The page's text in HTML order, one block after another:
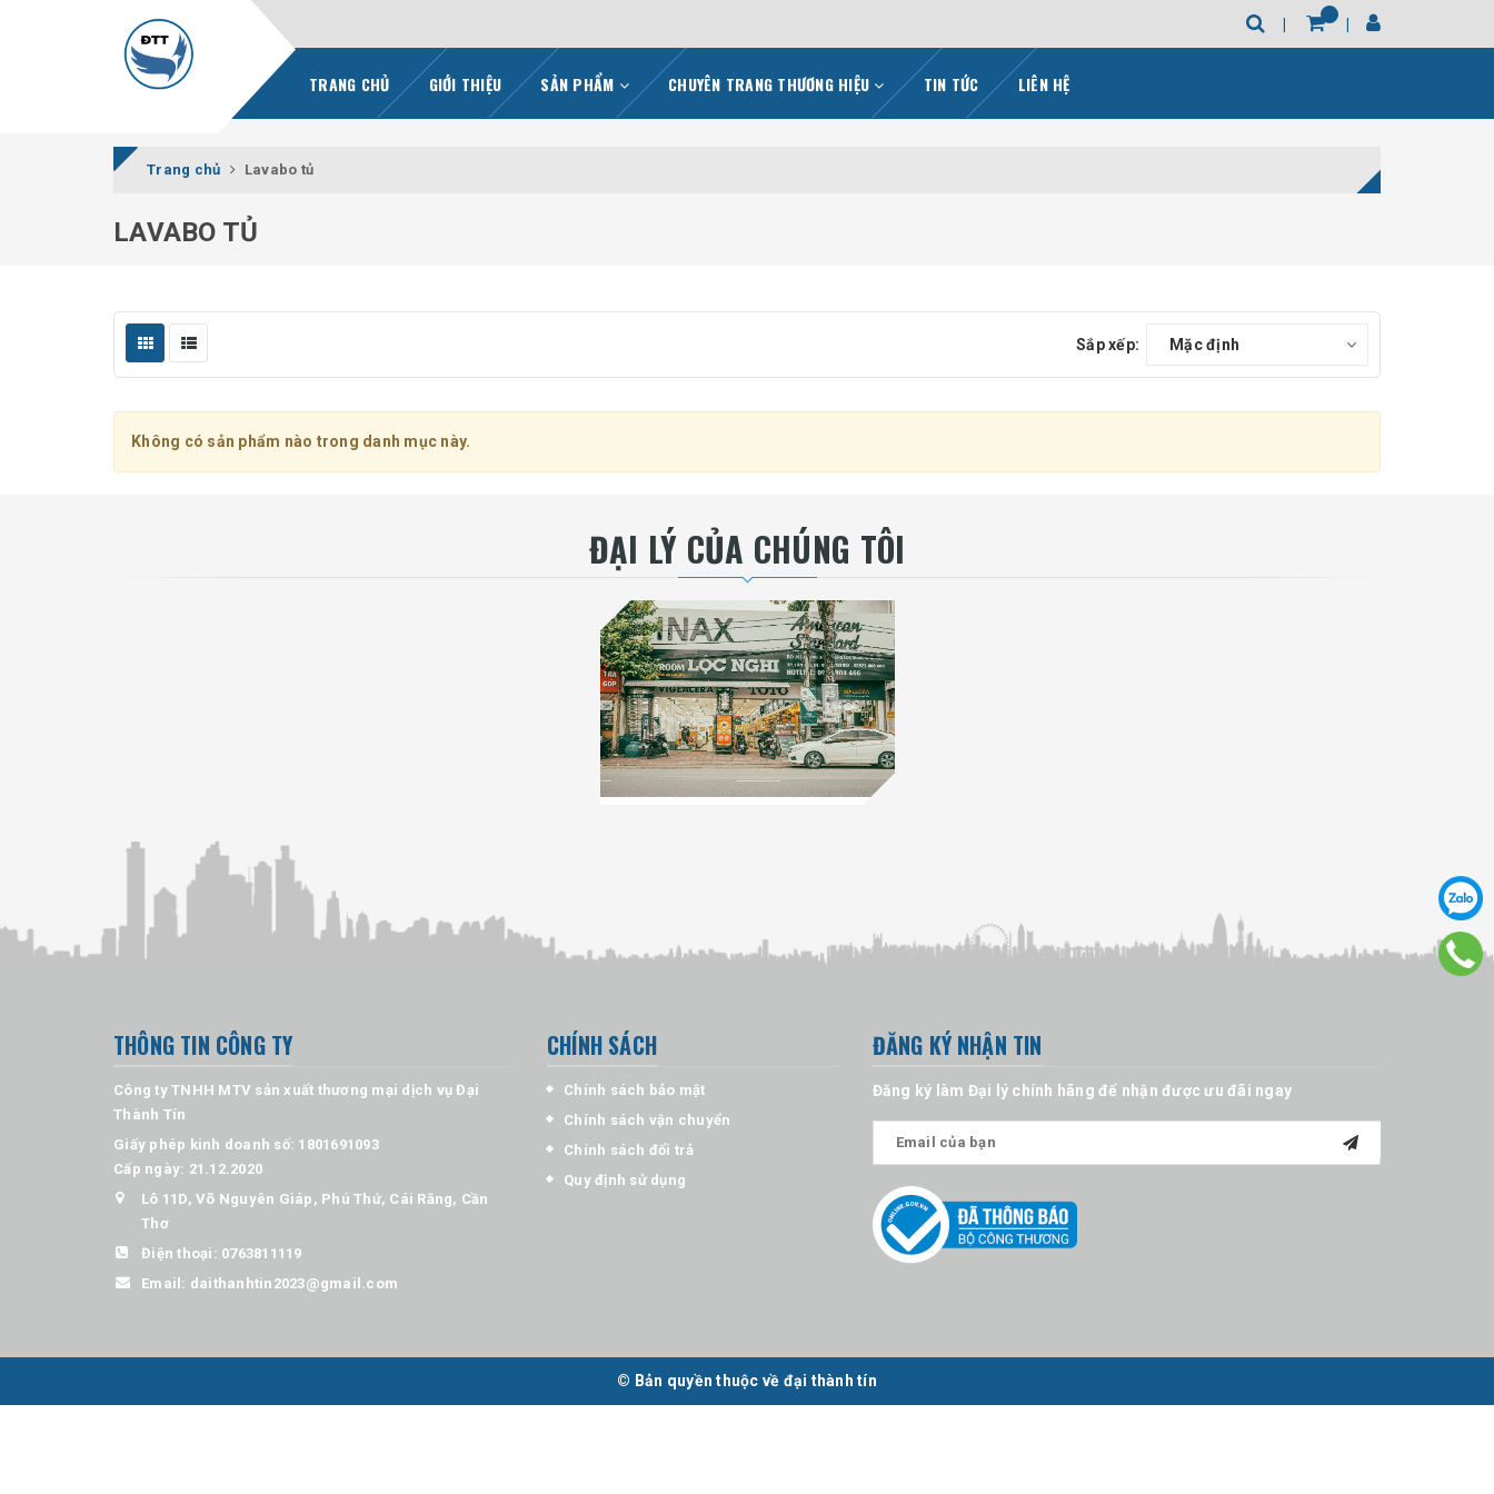
TRANG CHỦ GIỚI THIỆU SẢN PHẨM CHUYÊN TRANG THƯƠNG HIỆU TIN TỨC LIÊN HỆ
Trang chủ Lavabo tủ
LAVABO TỦ
Sắp xếp: Mặc định
Không có sản phẩm nào trong danh mục này.
ĐẠI LÝ CỦA CHÚNG TÔI
THÔNG TIN CÔNG TY
Công ty TNHH MTV sản xuất thương mại dịch vụ Đại
Thành Tín
Giấy phép kinh doanh số: 1801691093
Cấp ngày: 21.12.2020
Lô 11D, Võ Nguyên Giáp, Phú Thứ, Cái Răng, Cần
Thơ
Điện thoại: 0763811119
Email: daithanhtin2023@gmail.com
CHÍNH SÁCH
Chính sách bảo mật
Chính sách vận chuyển
Chính sách đổi trả
Quy định sử dụng
ĐĂNG KÝ NHẬN TIN
Đăng ký làm Đại lý chính hãng để nhận được ưu đãi ngay
© Bản quyền thuộc về đại thành tín